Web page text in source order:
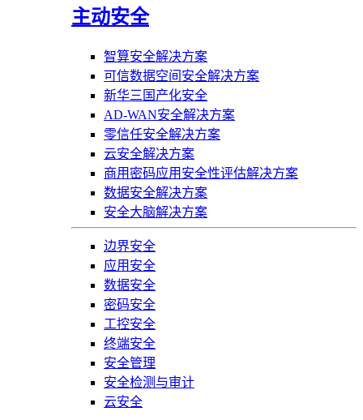
主动安全
智算安全解决方案
可信数据空间安全解决方案
新华三国产化安全
AD-WAN安全解决方案
零信任安全解决方案
云安全解决方案
商用密码应用安全性评估解决方案
数据安全解决方案
安全大脑解决方案
边界安全
应用安全
数据安全
密码安全
工控安全
终端安全
安全管理
安全检测与审计
云安全